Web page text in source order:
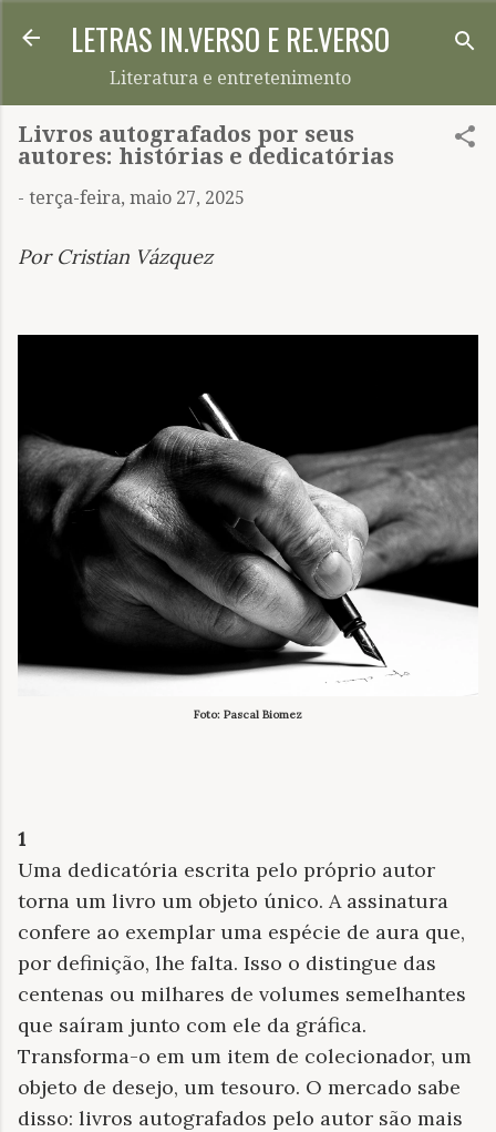
Pular para o conteúdo principal
LETRAS IN.VERSO E RE.VERSO
Literatura e entretenimento
Livros autografados por seus
autores: histórias e dedicatórias
- terça-feira, maio 27, 2025
Por Cristian Vázquez
Foto: Pascal Biomez
1
Uma dedicatória escrita pelo próprio autor
torna um livro um objeto único. A assinatura
confere ao exemplar uma espécie de aura que,
por definição, lhe falta. Isso o distingue das
centenas ou milhares de volumes semelhantes
que saíram junto com ele da gráfica.
Transforma-o em um item de colecionador, um
objeto de desejo, um tesouro. O mercado sabe
disso: livros autografados pelo autor são mais